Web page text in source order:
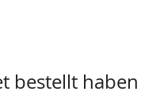
bestellt haben